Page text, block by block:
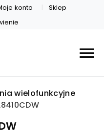
konto
Sklep
wielofunkcyjne